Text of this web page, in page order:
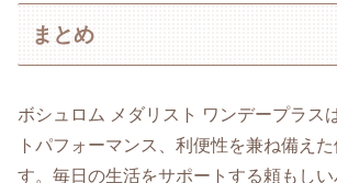
まとめ
ボシュロム メダリスト ワンデープラス
トパフォーマンス、利便性を兼ね備え
す。毎日の生活をサポートする頼もし